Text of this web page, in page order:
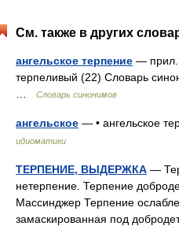
См. также в других
ангельское терпение —
терпеливый (22) Словарь
Словарь синонимов
ангельское — • ангельское
идиоматики
ТЕРПЕНИЕ, ВЫДЕРЖКА —
нетерпение. Терпение
Массинджер Терпение
замаскированная под